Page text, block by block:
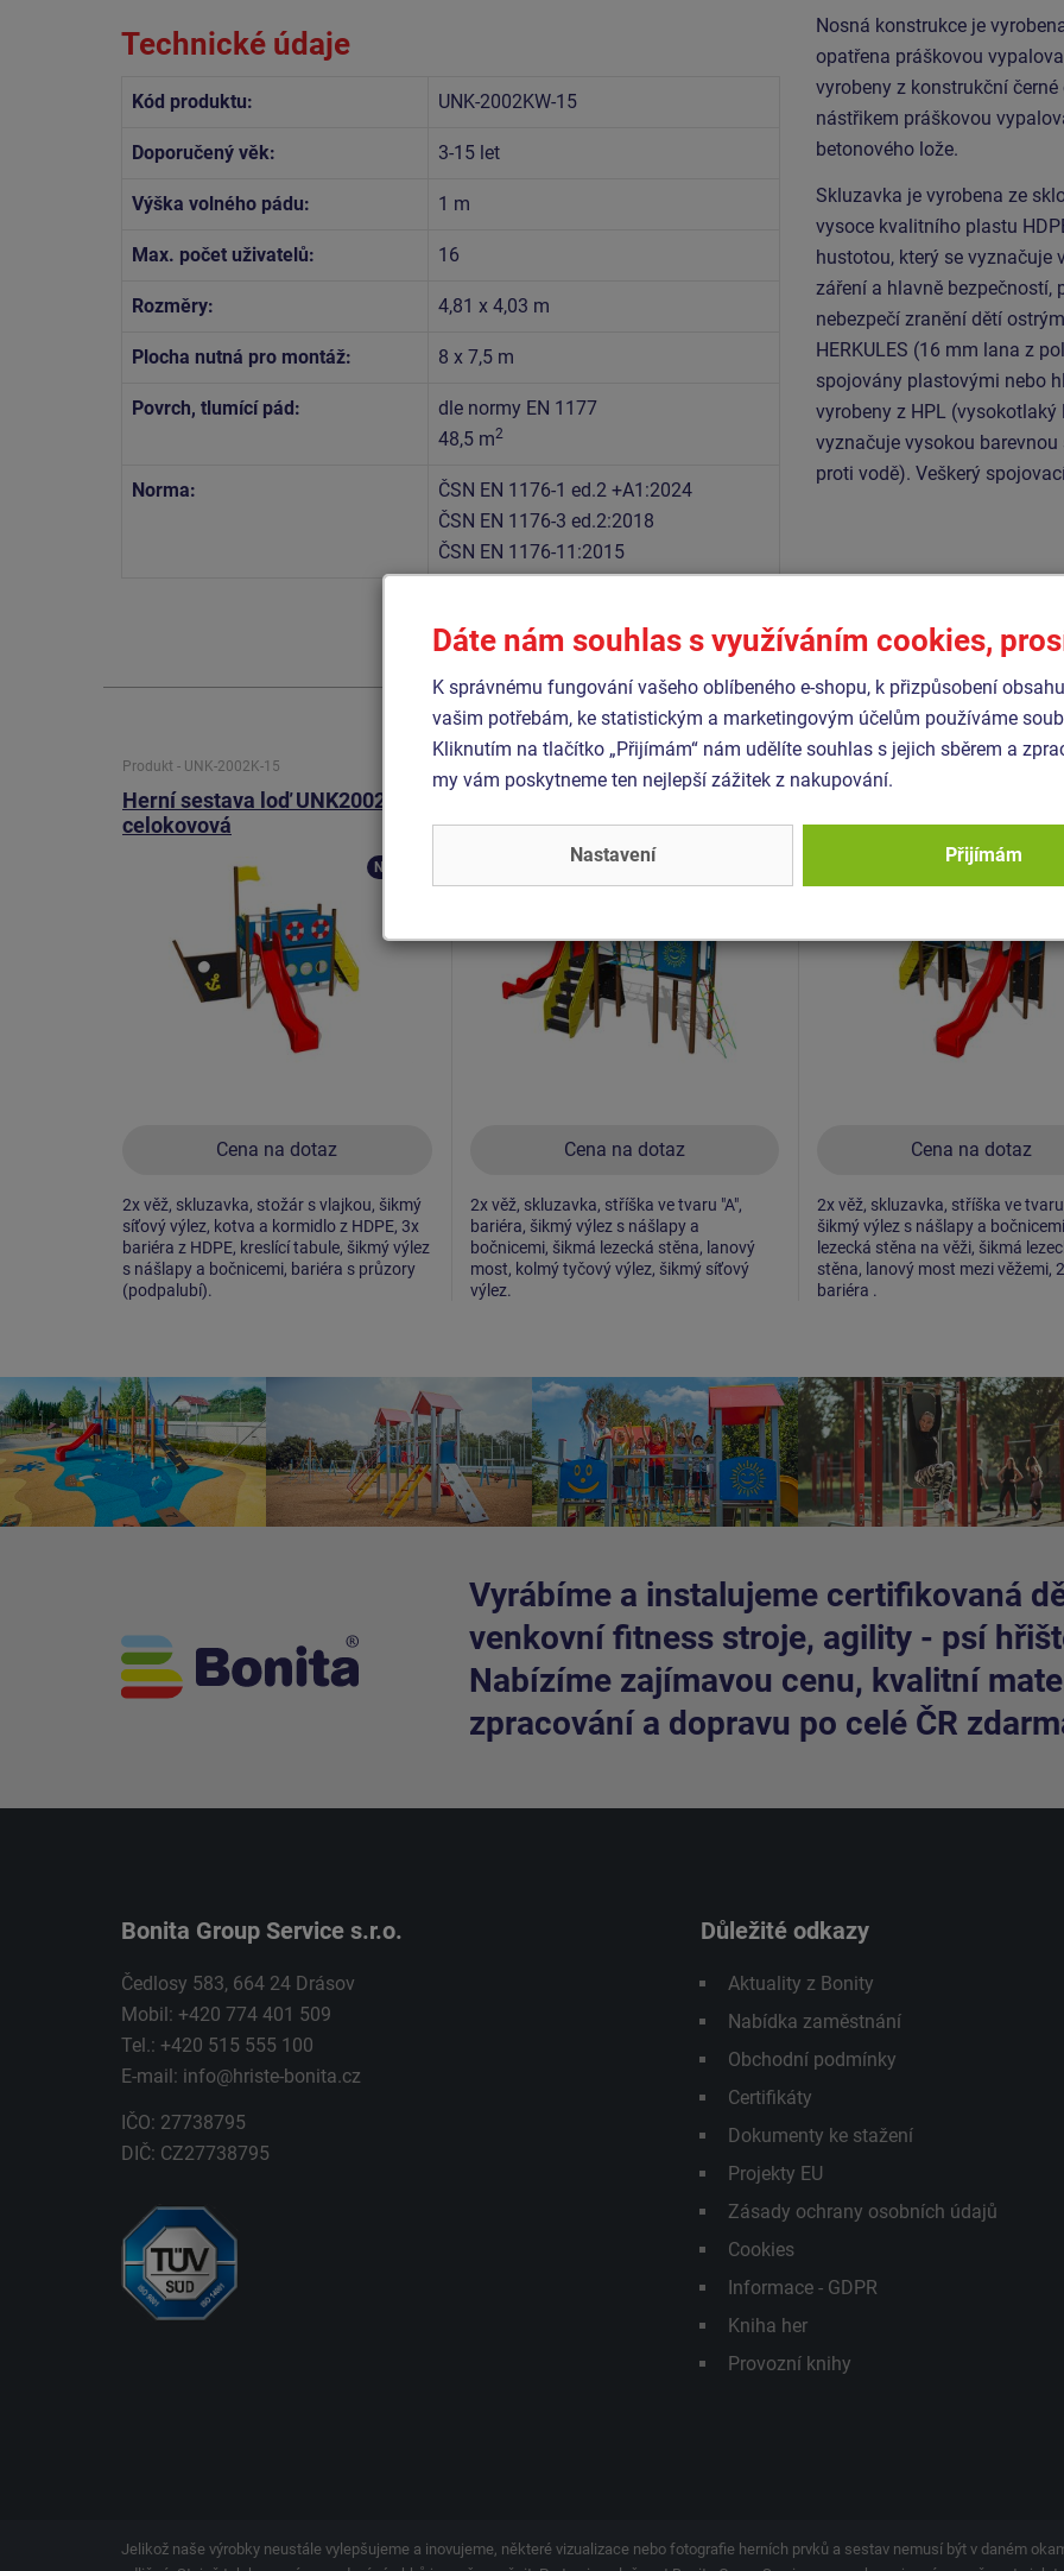
Technické údaje
Kód produktu: UNK-2002KW-15
Doporučený věk: 3-15 let
Výška volného pádu: 1 m
Max. počet uživatelů: 16
Rozměry: 4,81 x 4,03 m
Plocha nutná pro montáž: 8 x 7,5 m
Povrch, tlumící pád:
dle normy EN 1177
48,5 m2
Norma:
ČSN EN 1176-1 ed.2 +A1:2024
ČSN EN 1176-3 ed.2:2018
ČSN EN 1176-11:2015
Nosná konstrukce je
opatřena práškovou
vyrobeny z konstrukční
nástřikem práškovou
betonového lože.
Skluzavka je vyrobena ze
vysoce kvalitního plastu
hustotou, který se vyznačuje
záření a hlavně bezpečností,
nebezpečí zranění dětí
HERKULES (16 mm lana z
spojovány plastovými nebo
vyrobeny z HPL
vyznačuje vysokou
proti vodě). Veškerý
Podobnézboží
Produkt - UNK-2002K-15
Herní sestava loď UNK2002K -
celokovová
Cena na dotaz
Novinka
2x věž, skluzavka, stožár s vlajkou, šikmý
síťový výlez, kotva a kormidlo z HDPE, 3x
bariéra z HDPE, kreslící tabule, šikmý výlez
s nášlapy a bočnicemi, bariéra s průzory
(podpalubí).
- celokovová
Cena na dotaz
2x věž, skluzavka, stříška ve tvaru "A",
bariéra, šikmý výlez s nášlapy a
bočnicemi, šikmá lezecká stěna, lanový
most, kolmý tyčový výlez, šikmý síťový
výlez.
- celokovová
Cena na dotaz
2x věž, skluzavka, stříška ve tvaru
šikmý výlez s nášlapy a
lezecká stěna na věži, šikmá
stěna, lanový most mezi věžemi,
bariéra .
Vyrábíme a instalujeme certifikovaná
venkovní fitness stroje, agility - psí
Nabízíme zajímavou cenu, kvalitní
zpracování a dopravu po celé ČR
Bonita Group Service s.r.o.
Čedlosy 583, 664 24 Drásov
Mobil: +420 774 401 509
Tel.: +420 515 555 100
E-mail: info@hriste-bonita.cz
IČO: 27738795
DIČ: CZ27738795
Důležité odkazy
Aktuality z Bonity
Nabídka zaměstnání
Obchodní podmínky
Certifikáty
Dokumenty ke stažení
Projekty EU
Zásady ochrany osobních údajů
Cookies
Informace - GDPR
Kniha her
Provozní knihy
Jelikož naše výrobky neustále vylepšujeme a inovujeme, některé vizualizace nebo fotografie herních prvků a sestav nemusí být v daném
Dáte nám souhlas s využíváním cookies,
K správnému fungování vašeho oblíbeného e-shopu, k přizpůsobení
vašim potřebám, ke statistickým a marketingovým účelům používáme
Kliknutím na tlačítko „Přijímám“ nám udělíte souhlas s jejich sběrem a
my vám poskytneme ten nejlepší zážitek z nakupování.
Nastavení Přijímám